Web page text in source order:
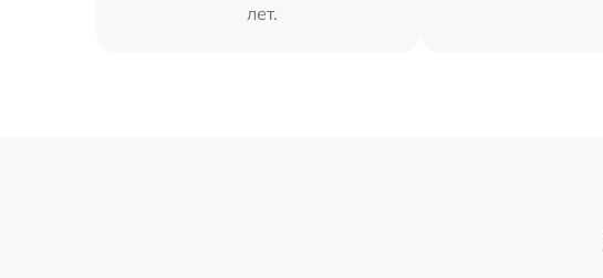
лет.